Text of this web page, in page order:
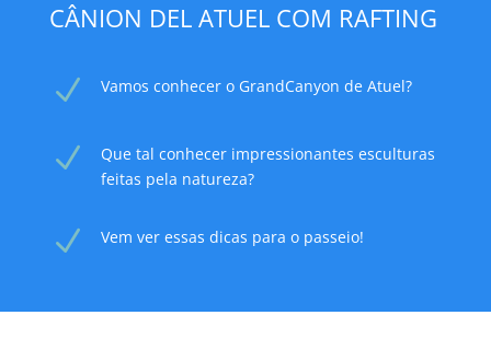
CÂNION DEL ATUEL COM RAFTING
N Vamos conhecer o GrandCanyon de Atuel?
N
Que tal conhecer impressionantes esculturas
feitas pela natureza?
N Vem ver essas dicas para o passeio!